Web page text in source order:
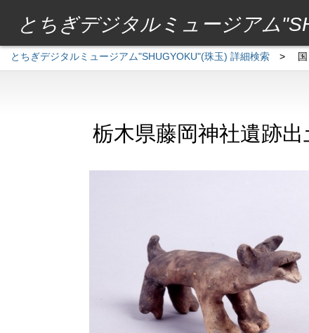
とちぎデジタルミュージアム
とちぎデジタルミュージアム"SHUGYOKU"(珠玉) 詳細検索 >
栃木県藤岡神社遺跡出